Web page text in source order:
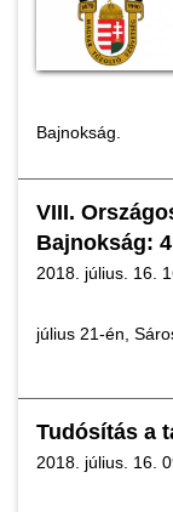
Bajnokság.
VIII.
Bajnokság:
2018. július. 16.
július 21-én,
Tudósítás a
2018. július. 16.